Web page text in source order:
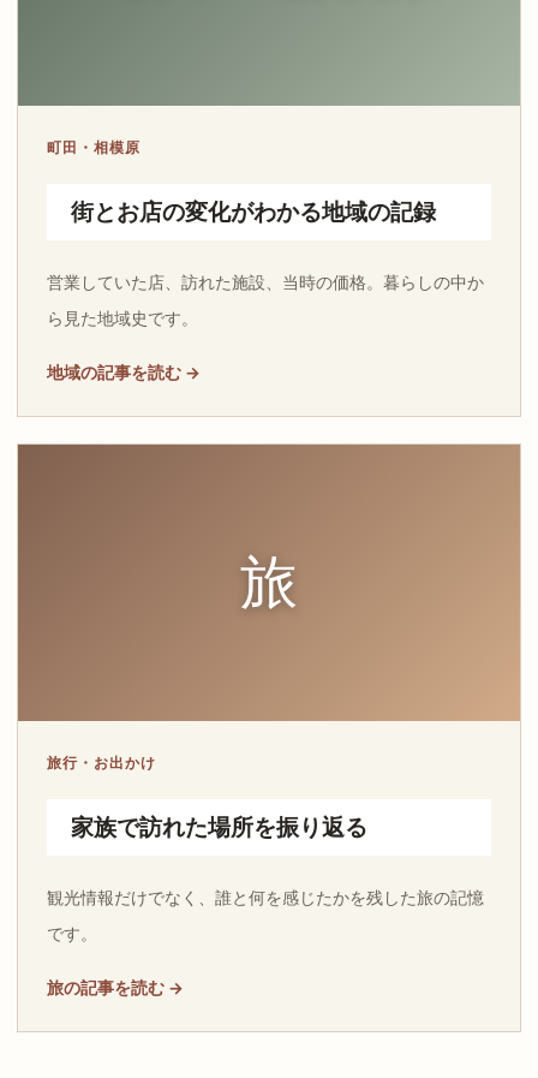
町田・相模原
街とお店の変化がわかる地域の記録
営業していた店、訪れた施設、当時の価格。暮らしの中か
ら見た地域史です。
地域の記事を読む →
旅
旅行・お出かけ
家族で訪れた場所を振り返る
観光情報だけでなく、誰と何を感じたかを残した旅の記憶
です。
旅の記事を読む →